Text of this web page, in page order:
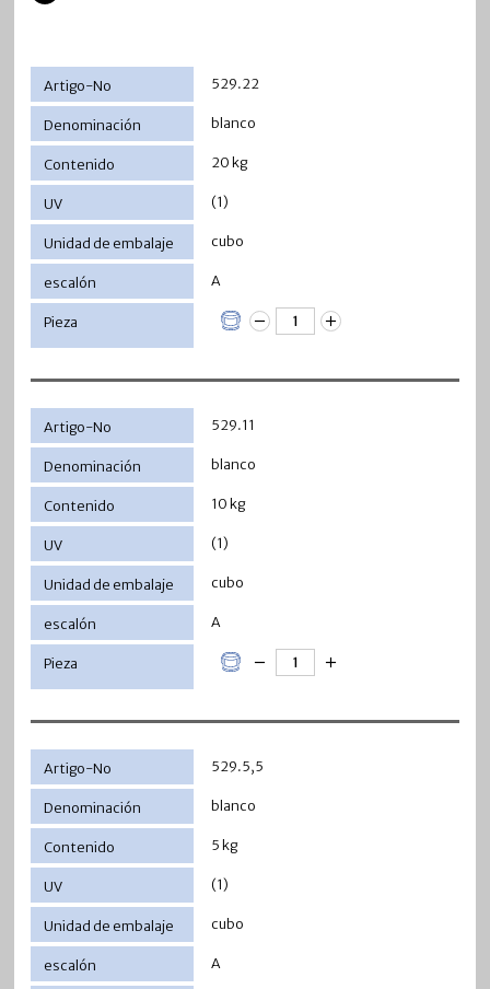
529.22
blanco
20 kg
(1)
cubo
A
529.11
blanco
10 kg
(1)
cubo
A
529.5,5
blanco
5 kg
(1)
cubo
A